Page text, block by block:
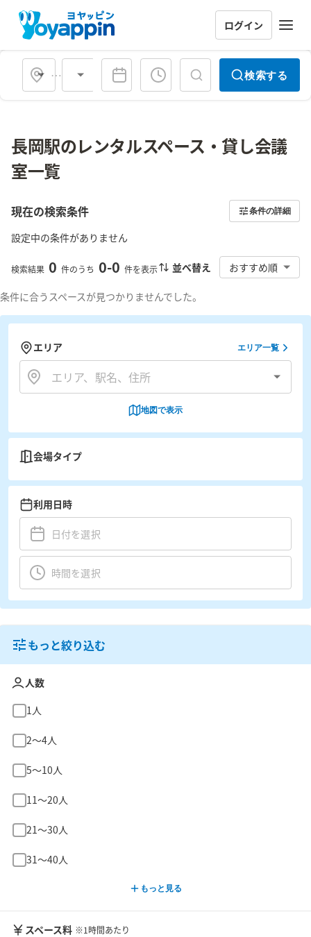
ログイン
会場タイプ 検索する
長岡駅のレンタルスペース・貸し会議
室一覧
現在の検索条件 条件の詳細
設定中の条件がありません
検索結果 0 件のうち 0-0 件を表示 並べ替え おすすめ順
条件に合うスペースが見つかりませんでした。
エリア エリア一覧
地図で表示
会場タイプ
利用日時
もっと絞り込む
人数
1人
2〜4人
5〜10人
11〜20人
21〜30人
31〜40人
もっと見る
スペース料 ※1時間あたり